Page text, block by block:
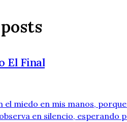
El Final
el miedo en mis manos,
en silencio, esperando